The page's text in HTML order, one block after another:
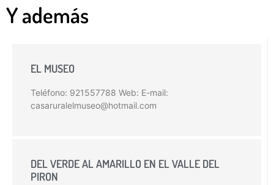
Y además
EL MUSEO
Teléfono: 921557788 Web: E-mail:
casaruralelmuseo@hotmail.com
DEL VERDE AL AMARILLO EN EL VALLE DEL
PIRON